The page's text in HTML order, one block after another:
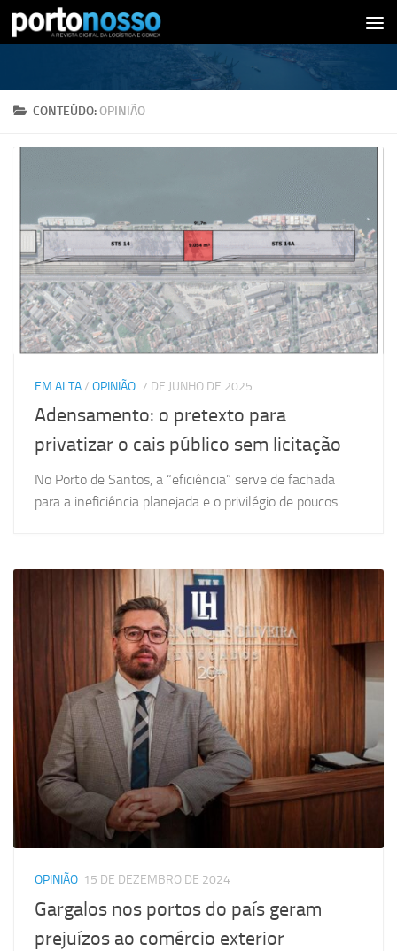
Skip to content
CONTEÚDO:OPINIÃO
EM ALTA/ OPINIÃO 7 DE JUNHO DE 2025
Adensamento: o pretexto para
privatizar o cais público sem licitação
No Porto de Santos, a “eficiência” serve de fachada
para a ineficiência planejada e o privilégio de poucos.
OPINIÃO 15 DE DEZEMBRO DE 2024
Gargalos nos portos do país geram
prejuízos ao comércio exterior